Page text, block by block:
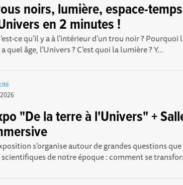
noirs, lumière, espace-
en 2 minutes !
ce qu’il y a à l’intérieur d’un trou noir ?
quel âge, l’Univers ? C’est quoi la lumière ? Y...
"De la terre à l'Univers" +
s’organise autour de grandes questions
scientifiques de notre époque : comment se